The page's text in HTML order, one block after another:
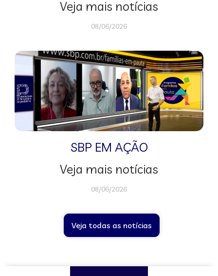
Veja mais notícias
08/06/2026
SBP EM AÇÃO
Veja mais notícias
08/06/2026
Veja todas as notícias